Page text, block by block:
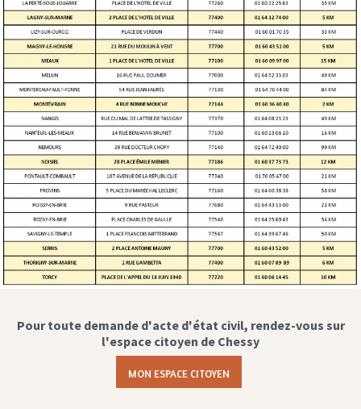
Pour toute demande d'acte d'état civil, rendez-vous sur
l'espace citoyen de Chessy
MON ESPACE CITOYEN